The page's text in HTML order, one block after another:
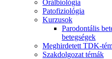
Orálbiológia
Patofiziológia
Kurzusok
Parodontális
betegségek
Meghirdetett TDK-
Szakdolgozat témák